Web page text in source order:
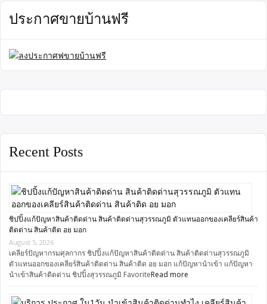
ประกาศขายบ้านฟรี
Recent Posts
ชิปปิ้งแก้ปัญหาสินค้าติดด่าน สินค้าติดด่านสุวรรณภูมิ ตัวแทนออกของเคลียร์สินค้า
ติดด่าน สินค้าติด อย มอก
August 5, 2026
เคลียร์ปัญหากรมศุลกากร ชิปปิ้งแก้ปัญหาสินค้าติดด่าน สินค้าติดด่านสุวรรณภูมิ
ตัวแทนออกของเคลียร์สินค้าติดด่าน สินค้าติด อย มอก แก้ปัญหานำเข้า แก้ปัญหา
นำเข้าสินค้าติดด่าน ชิปปิ้งสุวรรณภูมิ FavoriteRead more